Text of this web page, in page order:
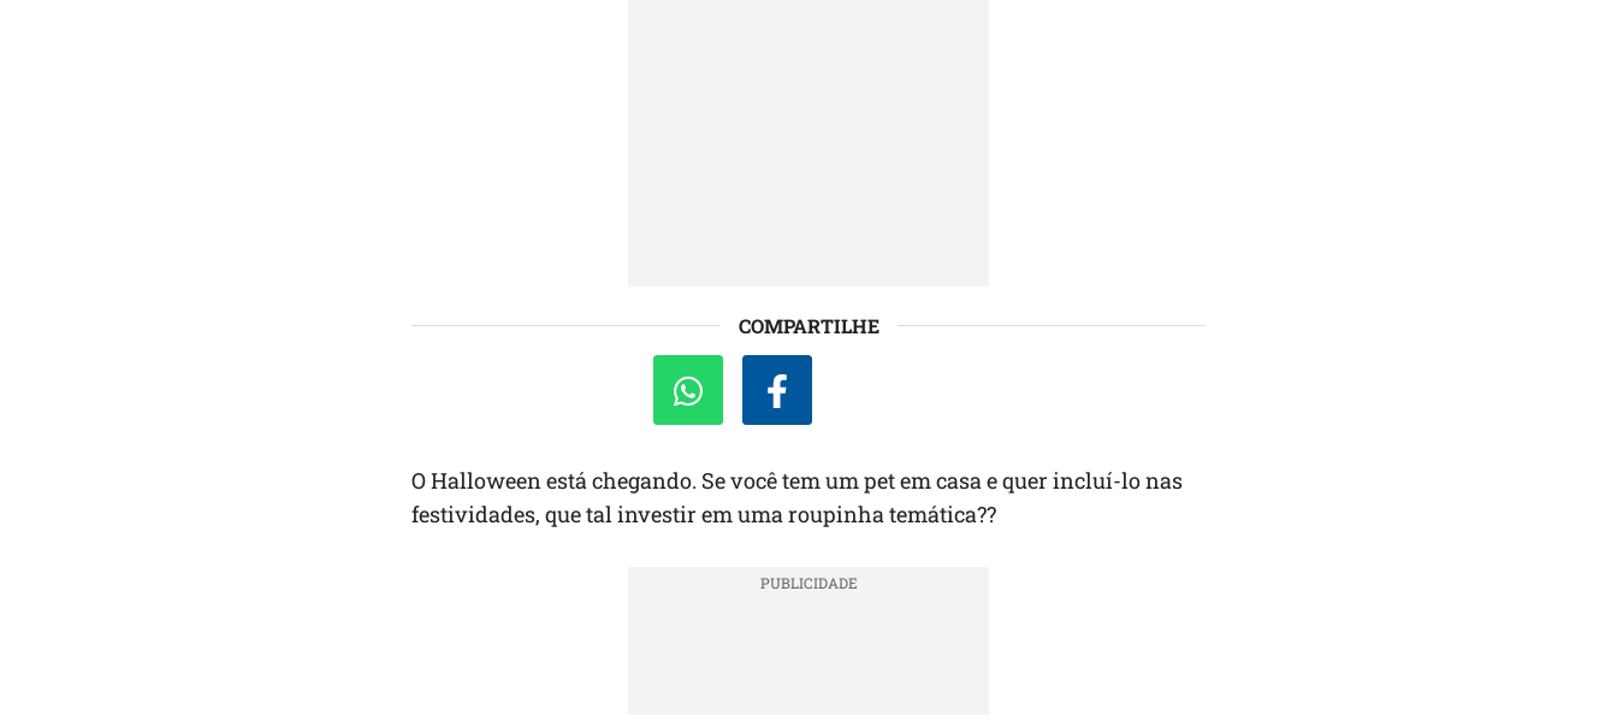
COMPARTILHE
O Halloween está chegando. Se você tem um pet em casa e quer incluí-lo nas
festividades, que tal investir em uma roupinha temática??